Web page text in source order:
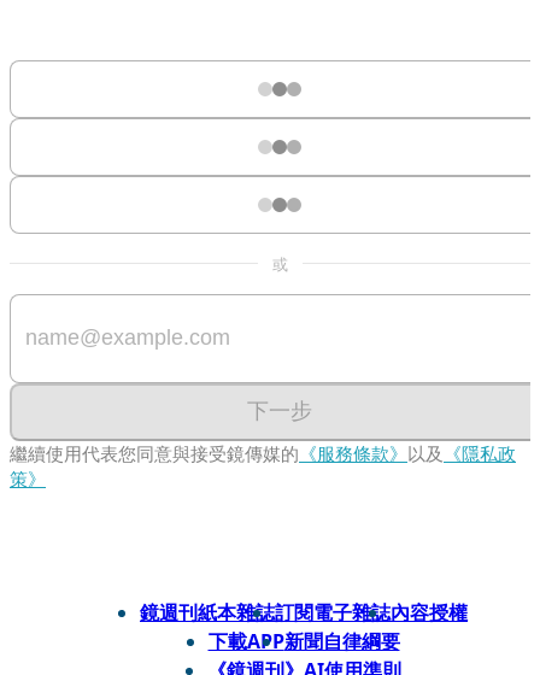
或
下一步
繼續使用代表您同意與接受鏡傳媒的 《服務條款》 以及 《隱私政
策》
鏡週刊紙本雜誌訂閱電子雜誌內容授權
下載APP新聞自律綱要